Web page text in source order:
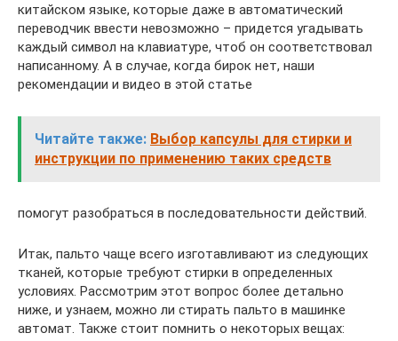
китайском языке, которые даже в автоматический
переводчик ввести невозможно – придется угадывать
каждый символ на клавиатуре, чтоб он соответствовал
написанному. А в случае, когда бирок нет, наши
рекомендации и видео в этой статье
Читайте также: Выбор капсулы для стирки и
инструкции по применению таких средств
помогут разобраться в последовательности действий.
Итак, пальто чаще всего изготавливают из следующих
тканей, которые требуют стирки в определенных
условиях. Рассмотрим этот вопрос более детально
ниже, и узнаем, можно ли стирать пальто в машинке
автомат. Также стоит помнить о некоторых вещах: